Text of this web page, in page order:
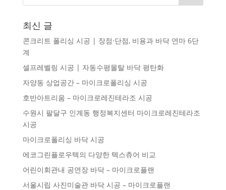
최신 글
콘크리트 폴리싱 시공 | 장점·단점, 비용과 바닥 연마 6단
계
셀프레벨링 시공 | 자동수평몰탈 바닥 평탄화
자양동 상업공간 – 마이크로폴리싱 시공
호반아트리움 – 마이크로레진테라조 시공
수원시 팔달구 인계동 행정복지센터 마이크로레진테라조
시공
마이크로폴리싱 바닥 시공
에코그린플로우텍의 다양한 텍스츄어 비교
어린이회관내 공연장 바닥 – 마이크로플랜
서울시립 사진미술관 바닥 시공 – 마이크로플랜